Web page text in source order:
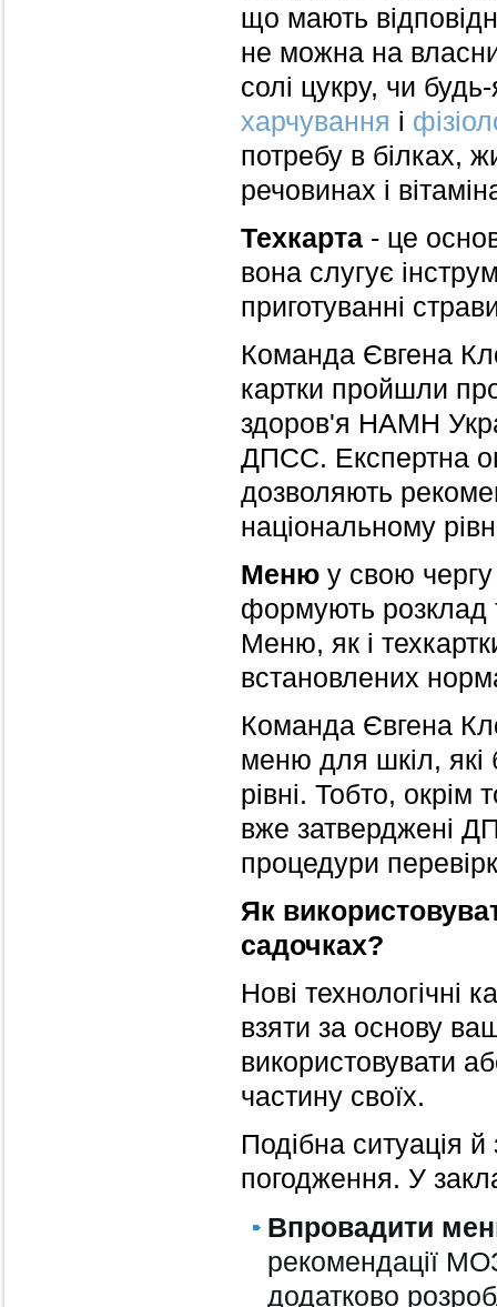
що мають
не можна на
солі цукру, чи будь-
харчування і
потребу в білках,
речовинах і
Техкарта - це
вона слугує
приготуванні
Команда Євгена
картки пройшли
здоров'я НАМН
ДПСС. Експертна
дозволяють
національному
Меню у свою чергу
формують розклад
Меню, як і
встановлених
Команда Євгена
меню для шкіл, які
рівні. Тобто, окрім
вже затверджені
процедури
Як
садочках?
Нові технологічні
взяти за основу
використовувати
частину своїх.
Подібна ситуація
погодження. У
Впровадити
рекомендації
додатково